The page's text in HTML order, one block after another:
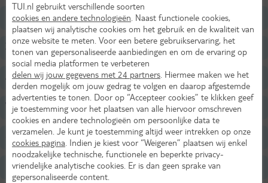
Restaurants/Bars
Zwembaden
Aquapark - SplashFactor 5
Wellness
Sport & Activiteiten
Entertainment
TUI.nl gebruikt verschillende soorten
cookies en andere technologieën . Naast functionele cookies,
plaatsen wij analytische cookies om het gebruik en de kwaliteit van
onze website te meten. Voor een betere gebruikservaring, het
tonen van gepersonaliseerde aanbiedingen en om de ervaring op
social media platformen te verbeteren
delen wij jouw gegevens met 24 partners . Hiermee maken we het
derden mogelijk om jouw gedrag te volgen en daarop afgestemde
advertenties te tonen. Door op “Accepteer cookies” te klikken geef
je toestemming voor het plaatsen van alle hiervoor omschreven
cookies en andere technologieën om persoonlijke data te
verzamelen. Je kunt je toestemming altijd weer intrekken op onze
cookies pagina . Indien je kiest voor “Weigeren” plaatsen wij enkel
noodzakelijke technische, functionele en beperkte privacy-
vriendelijke analytische cookies. Er is dan geen sprake van
gepersonaliseerde content.